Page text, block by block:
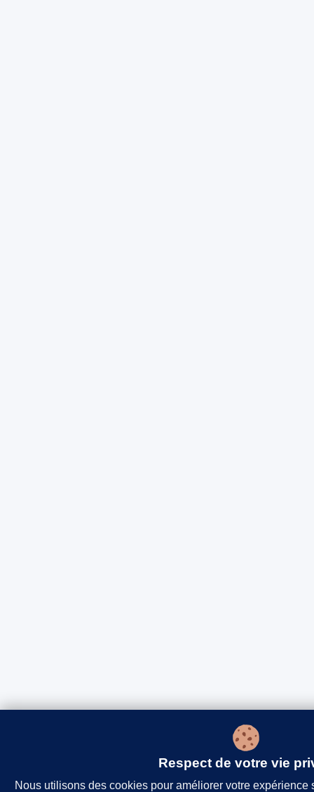
Respect de votre vie
Nous utilisons des cookies pour améliorer votre expérience